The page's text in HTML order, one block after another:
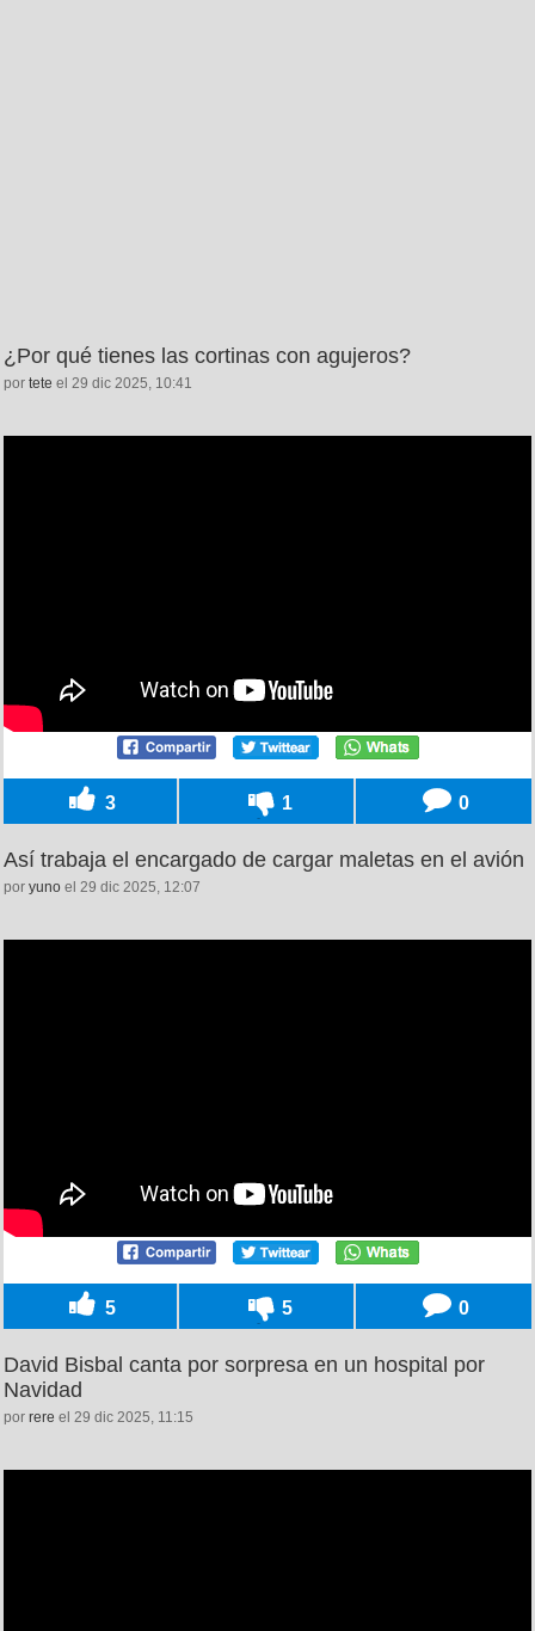
¿Por qué tienes las cortinas con agujeros?
por tete el 29 dic 2025, 10:41
3 1 0
Así trabaja el encargado de cargar maletas en el avión
por yuno el 29 dic 2025, 12:07
5 5 0
David Bisbal canta por sorpresa en un hospital por
Navidad
por rere el 29 dic 2025, 11:15